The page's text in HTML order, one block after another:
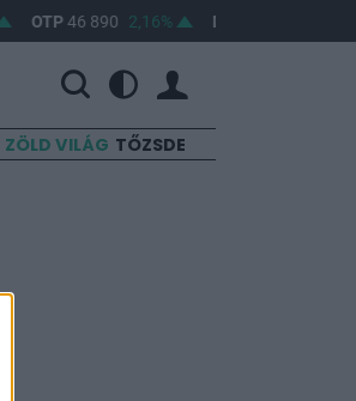
OTP46 890 2,16% MOL
ZÖLD VILÁG TŐZSDE